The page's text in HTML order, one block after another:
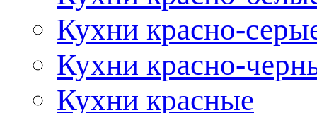
Кухни красно-
Кухни красно-
Кухни красные